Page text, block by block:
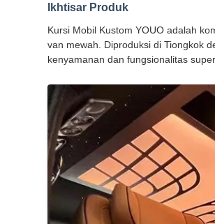
Ikhtisar Produk
Kursi Mobil Kustom YOUO adalah
van mewah. Diproduksi di Tiongkok
kenyamanan dan fungsionalitas